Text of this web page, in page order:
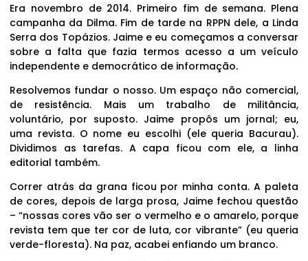
Era novembro de 2014. Primeiro fim de semana. Plena
campanha da Dilma. Fim de tarde na RPPN dele, a Linda
Serra dos Topázios. Jaime e eu começamos a conversar
sobre a falta que fazia termos acesso a um veículo
independente e democrático de informação.
Resolvemos fundar o nosso. Um espaço não comercial,
de resistência. Mais um trabalho de militância,
voluntário, por suposto. Jaime propôs um jornal; eu,
uma revista. O nome eu escolhi (ele queria Bacurau).
Dividimos as tarefas. A capa ficou com ele, a linha
editorial também.
Correr atrás da grana ficou por minha conta. A paleta
de cores, depois de larga prosa, Jaime fechou questão
– “nossas cores vão ser o vermelho e o amarelo, porque
revista tem que ter cor de luta, cor vibrante” (eu queria
verde-floresta). Na paz, acabei enfiando um branco.